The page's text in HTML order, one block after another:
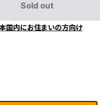
Sold out
国内にお住まいの方向け